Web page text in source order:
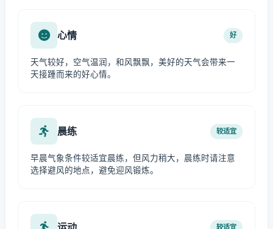
心情 好
天气较好，空气温润，和风飘飘，美好的天气会带来一
天接踵而来的好心情。
晨练 较适宜
早晨气象条件较适宜晨练，但风力稍大，晨练时请注意
选择避风的地点，避免迎风锻炼。
较适宜